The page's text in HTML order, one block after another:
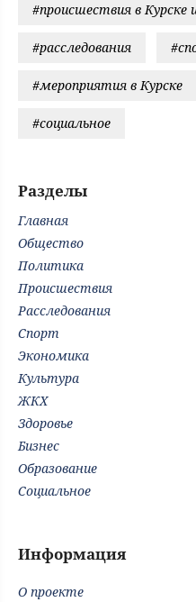
#происшествия в Курске
#расследования
#мероприятия в Курске
#социальное
Разделы
Главная
Общество
Политика
Происшествия
Расследования
Спорт
Экономика
Культура
ЖКХ
Здоровье
Бизнес
Образование
Социальное
Информация
О проекте